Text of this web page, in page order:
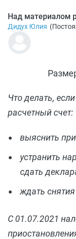
Над материалом
Дидух Юлия (
Что делать,
расчетный счет:
выяснить
устранить
сдать
ждать
С 01.07.2021